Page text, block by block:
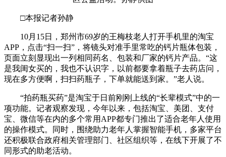
□本报记者孙静
10月15日，郑州市69岁的王梅枝老人打开手机里的淘宝
APP，点击“扫一扫”，将镜头对准手里常吃的钙片瓶体包装，
页面立刻显现出一列相同药名、包装和厂家的钙片产品。“这
是我闺女买的，我也不认识字，以前都要拿着瓶子去药店问，
现在多方便啊，扫扫药瓶子，下单就能送到家。”老人说。
“拍药瓶买药”是淘宝于日前刚刚上线的“长辈模式”中的一
项功能。记者观察发现，今年以来，包括淘宝、美团、支付
宝、微信等在内的多个常用APP都专门推出了适合老年人使用
的操作模式。同时，围绕助力老年人掌握智能手机，多家平台
还积极联合政府相关管理部门、社区组织等，在线下开展了不
同形式的助老活动。